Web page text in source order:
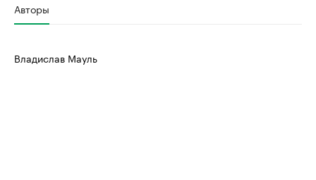
Авторы
Владислав Мауль